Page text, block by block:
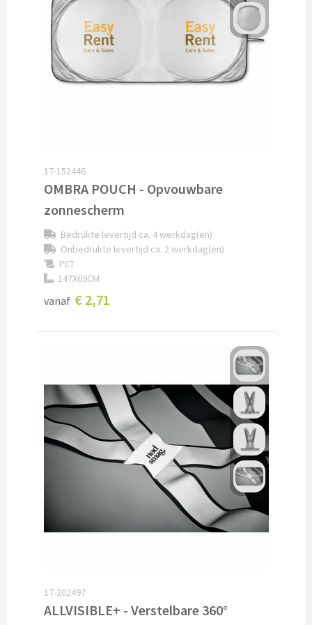
Caps bedrukken
Zonnehoedjes bedrukken
Custom made
Custom made kleding
Custom made caps
Custom made zonnehoedjes
Custom made bandana's
Mutsen, Sjaals & Handschoenen
Mutsen bedrukken
Handschoenen bedrukken
17-152446
OMBRA POUCH - Opvouwbare
zonnescherm
Bedrukte levertijd ca. 4 werkdag(en)
Onbedrukte levertijd ca. 2 werkdag(en)
PET
147X69CM
vanaf € 2,71
17-202497
ALLVISIBLE+ - Verstelbare 360°